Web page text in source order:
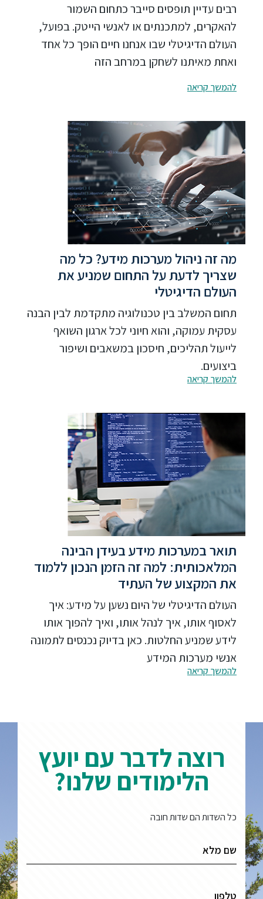
רבים עדיין תופסים סייבר כתחום השמור
להאקרים, למתכנתים או לאנשי הייטק. בפועל,
העולם הדיגיטלי שבו אנחנו חיים הופך כל אחד
ואחת מאיתנו לשחקן במרחב הזה
להמשך קריאה
מה זה ניהול מערכות מידע? כל מה
שצריך לדעת על התחום שמניע את
העולם הדיגיטלי
תחום המשלב בין טכנולוגיה מתקדמת לבין הבנה
עסקית עמוקה, והוא חיוני לכל ארגון השואף
לייעול תהליכים, חיסכון במשאבים ושיפור
ביצועים.
להמשך קריאה
תואר במערכות מידע בעידן הבינה
המלאכותית: למה זה הזמן הנכון ללמוד
את המקצוע של העתיד
העולם הדיגיטלי של היום נשען על מידע: איך
לאסוף אותו, איך לנהל אותו, ואיך להפוך אותו
לידע שמניע החלטות. כאן בדיוק נכנסים לתמונה
אנשי מערכות המידע
להמשך קריאה
רוצה לדבר עם יועץ
הלימודים שלנו?
כל השדות הם שדות חובה